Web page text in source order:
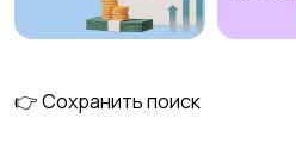
👉 Сохранить поиск